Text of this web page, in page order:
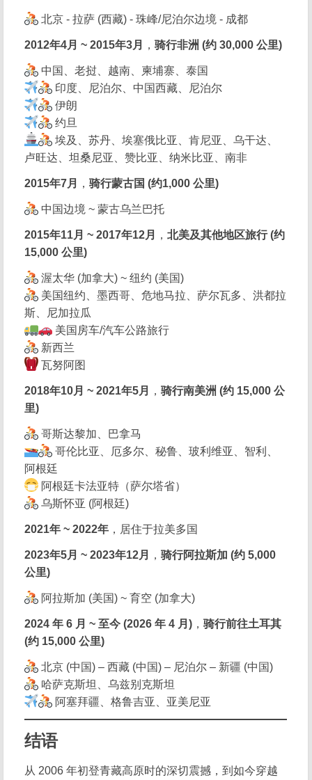
北京 - 拉萨 (西藏) - 珠峰/尼泊尔边境 - 成都
2012年4月 ~ 2015年3月 ，骑行非洲 (约 30,000 公里)
中国、老挝、越南、柬埔寨、泰国
印度、尼泊尔、中国西藏、尼泊尔
伊朗
约旦
埃及、苏丹、埃塞俄比亚、肯尼亚、乌干达、
卢旺达、坦桑尼亚、赞比亚、纳米比亚、南非
2015年7月 ，骑行蒙古国 (约1,000 公里)
中国边境 ~ 蒙古乌兰巴托
2015年11月 ~ 2017年12月 ，北美及其他地区旅行 (约
15,000 公里)
渥太华 (加拿大) ~ 纽约 (美国)
美国纽约、墨西哥、危地马拉、萨尔瓦多、洪都拉
斯、尼加拉瓜
美国房车/汽车公路旅行
新西兰
瓦努阿图
2018年10月 ~ 2021年5月 ，骑行南美洲 (约 15,000 公
里)
哥斯达黎加、巴拿马
哥伦比亚、厄多尔、秘鲁、玻利维亚、智利、
阿根廷
阿根廷卡法亚特（萨尔塔省）
乌斯怀亚 (阿根廷)
2021年 ~ 2022年 ，居住于拉美多国
2023年5月 ~ 2023年12月 ，骑行阿拉斯加 (约 5,000
公里)
阿拉斯加 (美国) ~ 育空 (加拿大)
2024 年 6 月 ~ 至今 (2026 年 4 月) ，骑行前往土耳其
(约 15,000 公里)
北京 (中国) – 西藏 (中国) – 尼泊尔 – 新疆 (中国)
哈萨克斯坦、乌兹别克斯坦
阿塞拜疆、格鲁吉亚、亚美尼亚
结语
从 2006 年初登青藏高原时的深切震撼，到如今穿越